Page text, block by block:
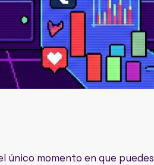
único momento en que puedes